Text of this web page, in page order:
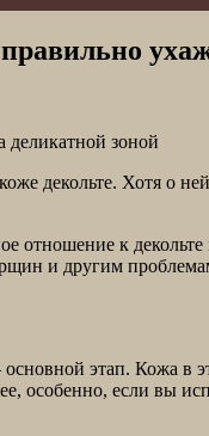
декольте. Хотя о
отношение к
и другим
этап. Кожа
особенно, если вы